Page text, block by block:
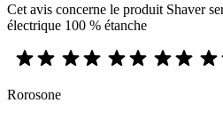
Cet avis concerne le produit Shaver
électrique 100 % étanche
Rorosone